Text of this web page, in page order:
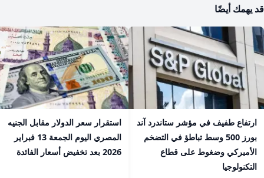
قد يهمك أيضًا
ارتفاع طفيف في مؤشر ستاندرد آند
بورز 500 وسط تباطؤ في التضخم
الأميركي وضغوط على قطاع
التكنولوجيا
استقرار سعر الدولار مقابل الجنيه
المصري اليوم الجمعة 13 فبراير
2026 بعد تخفيض أسعار الفائدة